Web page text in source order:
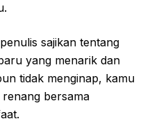
sajikan tentang
yang menarik dan
tidak menginap, kamu
bersama